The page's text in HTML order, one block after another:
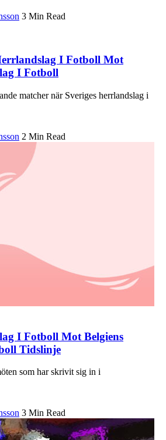
3 Min Read
I Fotboll Mot
I Fotboll
matcher när Sveriges herrlandslag i
2 Min Read
I Fotboll Mot Belgiens
Tidslinje
som har skrivit sig in i
3 Min Read